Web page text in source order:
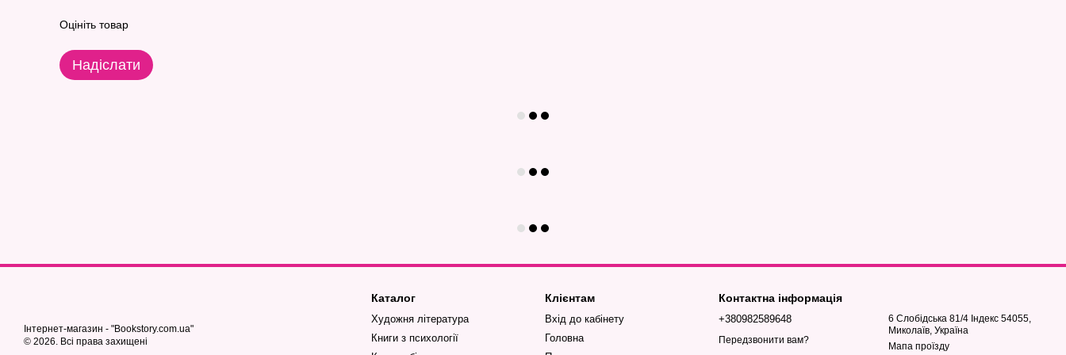
Оцініть товар
Надіслати
Інтернет-магазин - "Bookstory.com.ua"
© 2026. Всі права захищені
Каталог
Художня література
Книги з психології
Клієнтам
Вхід до кабінету
Головна
Контактна інформація
+380982589648
Передзвонити вам?
6 Слобідська 81/4 Індекс 54055,
Миколаїв, Україна
Мапа проїзду